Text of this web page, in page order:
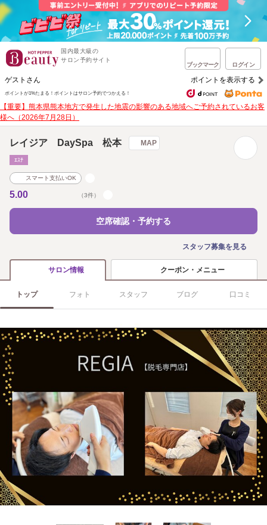
国内最大級の
サロン予約サイト
ブックマーク ログイン
ゲストさん ポイントを表示する
ポイントが1%たまる！ ポイントはサロン予約でつかえる！
【重要】熊本県熊本地方で発生した地震の影響のある地域へご予約されているお客
様へ（2026年7月28日）
レイジア DaySpa 松本 MAP
ｴｽﾃ
スマート支払いOK
5.00 （3件）
空席確認・予約する
スタッフ募集を見る
サロン情報 クーポン・メニュー
トップ フォト スタッフ ブログ 口コミ